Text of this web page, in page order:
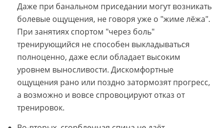
Даже при банальном приседании могут возникать
болевые ощущения, не говоря уже о "жиме лёжа".
При занятиях спортом "через боль"
тренирующийся не способен выкладываться
полноценно, даже если обладает высоким
уровнем выносливости. Дискомфортные
ощущения рано или поздно затормозят прогресс,
а возможно и вовсе спровоцируют отказ от
тренировок.